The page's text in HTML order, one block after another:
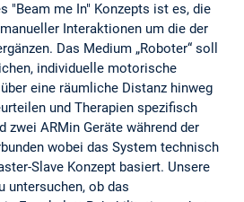
"Beam me In" Konzepts ist es, die
Interaktionen um die der
Das Medium „Roboter“ soll
individuelle motorische
eine räumliche Distanz hinweg
und Therapien spezifisch
zwei ARMin Geräte während der
wobei das System technisch
Slave Konzept basiert. Unsere
untersuchen, ob das